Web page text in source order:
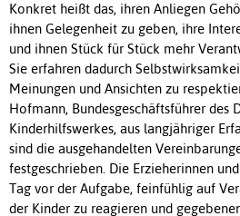
Konkret heißt das, ihren Anliegen
ihnen Gelegenheit zu geben, ihre
und ihnen Stück für Stück mehr
Sie erfahren dadurch
Meinungen und Ansichten zu
Hofmann, Bundesgeschäftsführer des
Kinderhilfswerkes, aus langjähriger
sind die ausgehandelten
festgeschrieben. Die Erzieherinnen
Tag vor der Aufgabe, feinfühlig auf
der Kinder zu reagieren und